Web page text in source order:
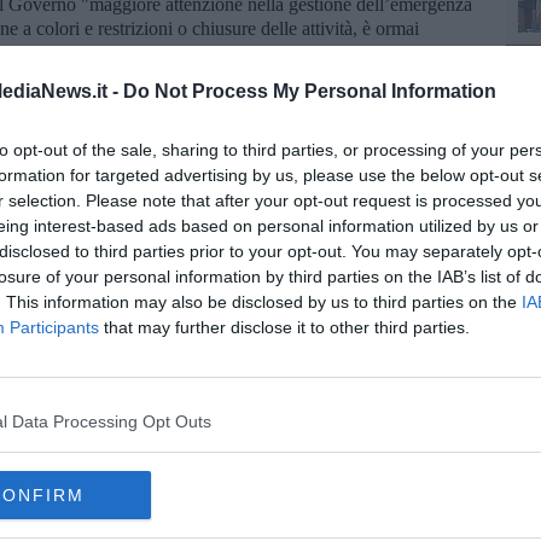
- Do Not Process My Personal Information
opt-out of the sale, sharing to third parties, or processing of your
for targeted advertising by us, please use the below opt-out
selection. Please note that after your opt-out request is processed
interest-based ads based on personal information utilized by us
to third parties prior to your opt-out. You may separately
of your personal information by third parties on the IAB’s list of
This information may also be disclosed by us to third parties on the
Participants that may further disclose it to other third parties.
Data Processing Opt Outs
a colori e restrizioni o chiusure delle attività, è ormai
dimensioni sempre maggiori".
gesto compiuto da un altro imprenditore toscano, nella sua
può e non deve lasciare nessuno indifferente. Manifesteremo
e le istituzioni trovino risposte adeguate a risolvere
con la pandemia, conciliando salute e lavoro, deve essere
economia e l’occupazione ne escano distrutti”.
statiAldo Cursano e Claudio Bianchi, insieme ai direttori
la presidenza della Regione Toscana, i rappresentanti sono
per consegnare il documento con le dieci richieste della
iscriviti allaNewsletter QUInews - ToscanaMedia.
nella tua casella di posta.